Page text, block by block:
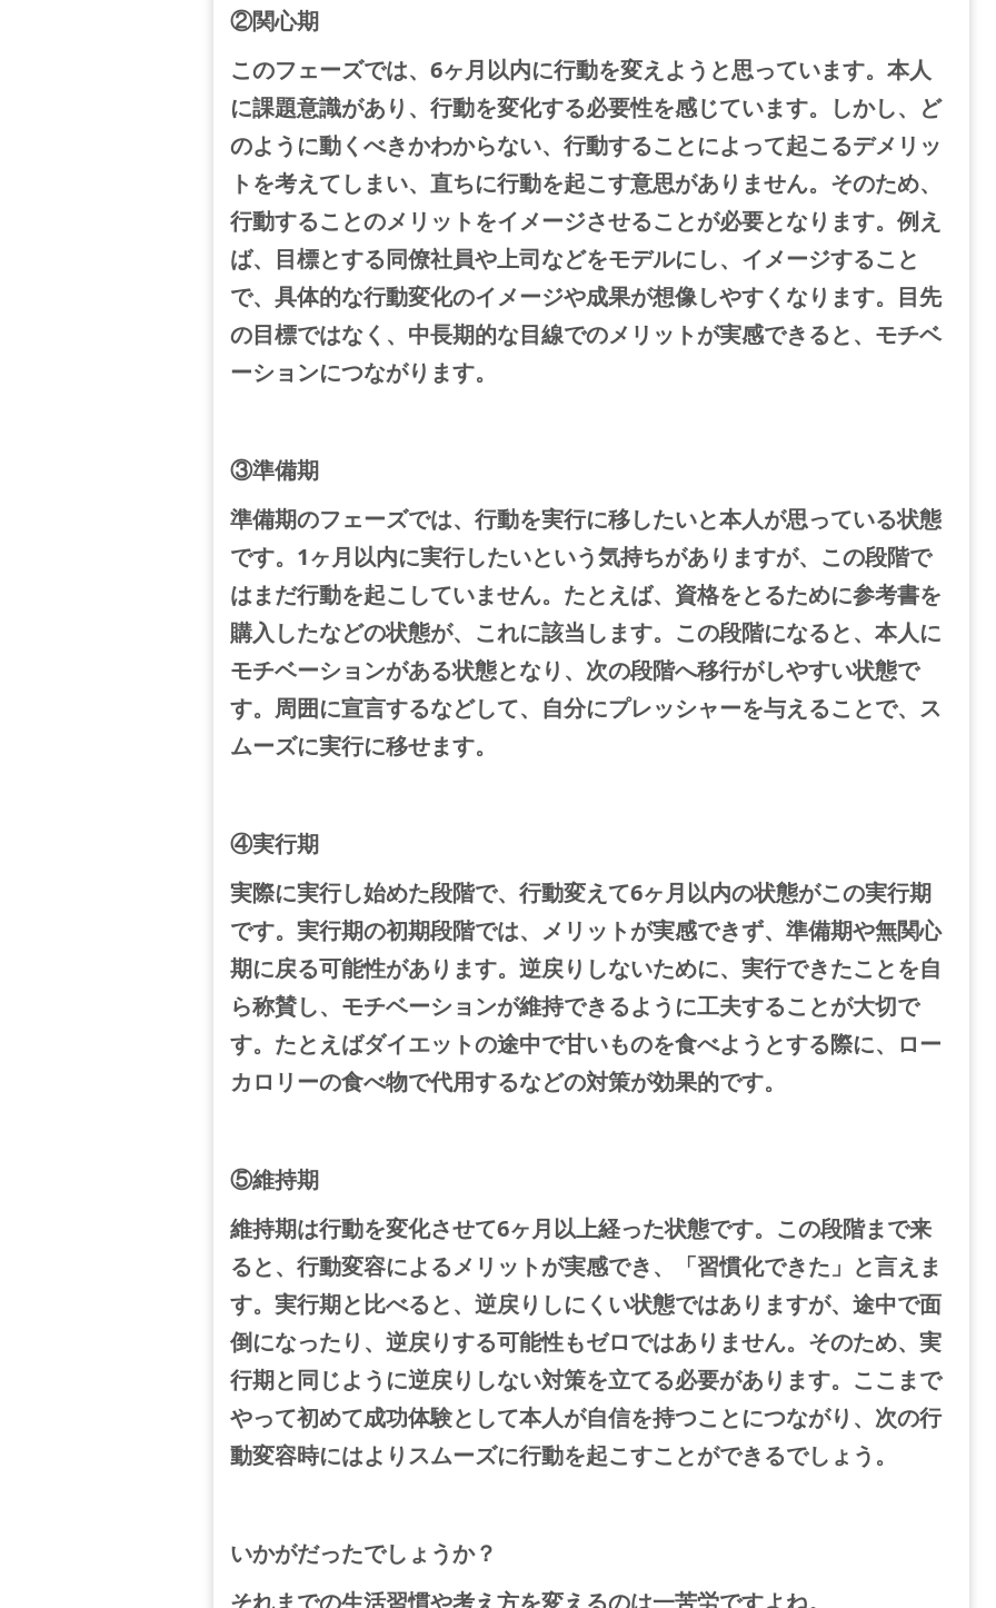
②関心期
このフェーズでは、6ヶ月以内に行動を変えようと思っています。本人
に課題意識があり、行動を変化する必要性を感じています。しかし、ど
のように動くべきかわからない、行動することによって起こるデメリッ
トを考えてしまい、直ちに行動を起こす意思がありません。 そのため、
行動することのメリットをイメージさせることが必要となります。 例え
ば、目標とする同僚社員や上司などをモデルにし、イメージすること
で、具体的な行動変化のイメージや成果が想像しやすくなります。 目先
の目標ではなく、中長期的な目線でのメリットが実感できると、モチベ
ーションにつながります。
③準備期
準備期のフェーズでは、行動を実行に移したいと本人が思っている状態
です。1ヶ月以内に実行したいという気持ちがありますが、この段階で
はまだ行動を起こしていません。 たとえば、資格をとるために参考書を
購入したなどの状態が、これに該当します。この段階になると、本人に
モチベーションがある状態となり、次の段階へ移行がしやすい状態で
す。 周囲に宣言するなどして、自分にプレッシャーを与えることで、ス
ムーズに実行に移せます。
④実行期
実際に実行し始めた段階で、行動変えて6ヶ月以内の状態がこの実行期
です。実行期の初期段階では、メリットが実感できず、準備期や無関心
期に戻る可能性があります。 逆戻りしないために、実行できたことを自
ら称賛し、モチベーションが維持できるように工夫することが大切で
す。 たとえばダイエットの途中で甘いものを食べようとする際に、ロー
カロリーの食べ物で代用するなどの対策が効果的です。
⑤維持期
維持期は行動を変化させて6ヶ月以上経った状態です。この段階まで来
ると、行動変容によるメリットが実感でき、「習慣化できた」と言えま
す。 実行期と比べると、逆戻りしにくい状態ではありますが、途中で面
倒になったり、逆戻りする可能性もゼロではありません。そのため、実
行期と同じように逆戻りしない対策を立てる必要があります。 ここまで
やって初めて成功体験として本人が自信を持つことにつながり、次の行
動変容時にはよりスムーズに行動を起こすことができるでしょう。
いかがだったでしょうか？
それまでの生活習慣や考え方を変えるのは一苦労ですよね。